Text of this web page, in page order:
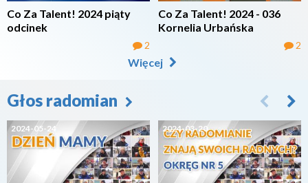
Co Za Talent! 2024 piąty
odcinek
2
Co Za Talent! 2024 - 036
Kornelia Urbańska
2
Więcej
Głos radomian
2024-05-24 2024-03-20